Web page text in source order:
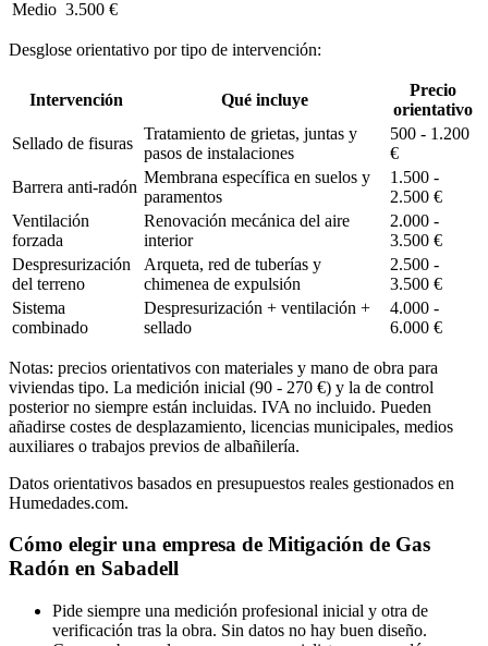
Medio 3.500 €
Desglose orientativo por tipo de intervención:
Intervención Qué incluye
Precio
orientativo
Sellado de fisuras
Tratamiento de grietas, juntas y
pasos de instalaciones
500 - 1.200
€
Barrera anti-radón
Membrana específica en suelos y
paramentos
1.500 -
2.500 €
Ventilación
forzada
Renovación mecánica del aire
interior
2.000 -
3.500 €
Despresurización
del terreno
Arqueta, red de tuberías y
chimenea de expulsión
2.500 -
3.500 €
Sistema
combinado
Despresurización + ventilación +
sellado
4.000 -
6.000 €
Notas: precios orientativos con materiales y mano de obra para
viviendas tipo. La medición inicial (90 - 270 €) y la de control
posterior no siempre están incluidas. IVA no incluido. Pueden
añadirse costes de desplazamiento, licencias municipales, medios
auxiliares o trabajos previos de albañilería.
Datos orientativos basados en presupuestos reales gestionados en
Humedades.com.
Cómo elegir una empresa de Mitigación de Gas
Radón en Sabadell
Pide siempre una medición profesional inicial y otra de
verificación tras la obra. Sin datos no hay buen diseño.